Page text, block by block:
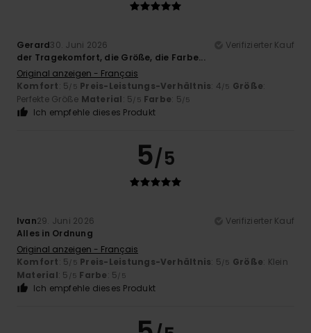
Gerard30. Juni 2026
Verifizierter Kauf
der Tragekomfort, die Größe, die Farbe...
Original anzeigen - Français
Komfort: 5/5 Preis-Leistungs-Verhältnis: 4/5 Größe:
Perfekte Größe Material: 5/5 Farbe: 5/5
Ich empfehle dieses Produkt
5/5
Ivan29. Juni 2026
Verifizierter Kauf
Alles in Ordnung
Original anzeigen - Français
Komfort: 5/5 Preis-Leistungs-Verhältnis: 5/5 Größe: Klein
Material: 5 /5 Farbe: 5/5
Ich empfehle dieses Produkt